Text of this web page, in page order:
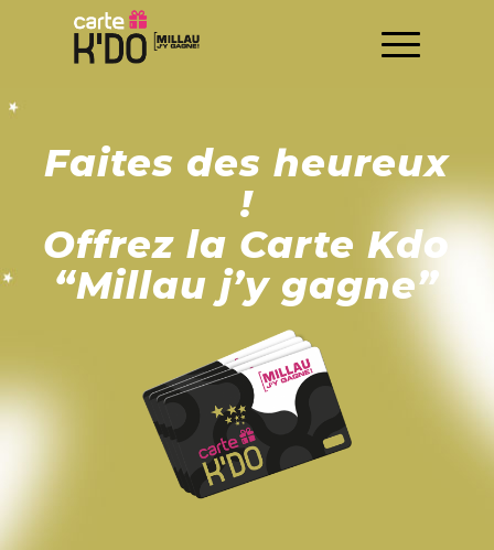
Faites des heureux
!
Offrez la Carte Kdo
“Millau j’y gagne”